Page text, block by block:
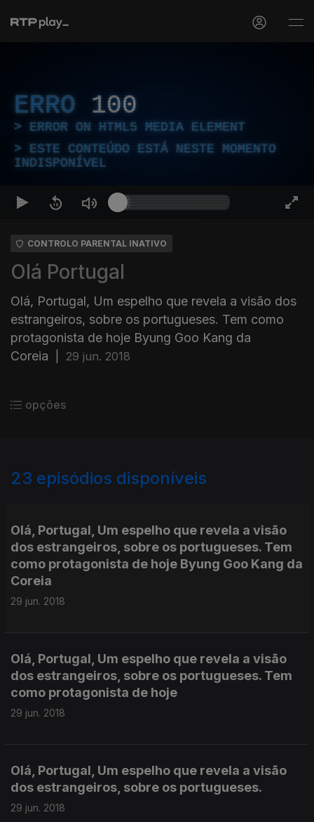
ERRO 100
ERROR ON HTML5 MEDIA ELEMENT
ESTE CONTEÚDO ESTÁ NESTE MOMENTO
INDISPONÍVEL
CONTROLO PARENTAL INATIVO
Olá Portugal
Olá, Portugal, Um espelho que revela a visão dos
estrangeiros, sobre os portugueses. Tem como
protagonista de hoje Byung Goo Kang da
Coreia
29 jun. 2018
opções
23 episódios disponíveis
Olá, Portugal, Um espelho que revela a visão
dos estrangeiros, sobre os portugueses. Tem
como protagonista de hoje Byung Goo Kang da
Coreia
29 jun. 2018
Olá, Portugal, Um espelho que revela a visão
dos estrangeiros, sobre os portugueses. Tem
como protagonista de hoje
29 jun. 2018
Olá, Portugal, Um espelho que revela a visão
dos estrangeiros, sobre os portugueses.
29 jun. 2018